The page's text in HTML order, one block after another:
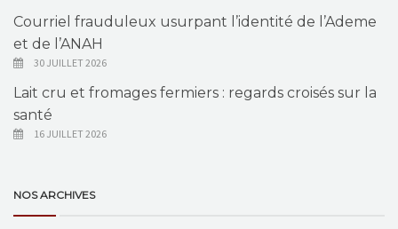
Courriel frauduleux usurpant l’identité de l’Ademe
et de l’ANAH
30 JUILLET 2026
Lait cru et fromages fermiers : regards croisés sur la
santé
16 JUILLET 2026
NOS ARCHIVES